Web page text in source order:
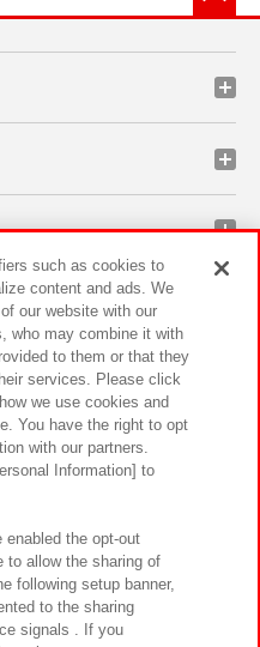
ィ サイトポリシー
クセシビリティ方針と検証結果
よくあるご質問・お問い合わせ
such as cookies to
content and ads. We
our website with our
who may combine it with
to them or that they
services. Please click
we use cookies and
You have the right to opt
with our partners.
Information] to
enabled the opt-out
to allow the sharing of
following setup banner,
to the sharing
signals . If you